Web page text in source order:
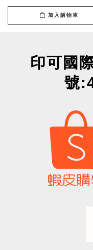
加入購物車
印可國
號